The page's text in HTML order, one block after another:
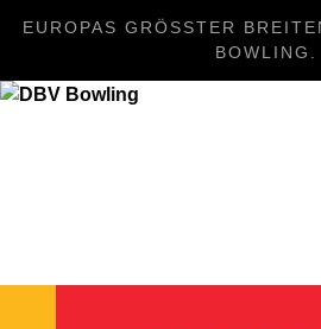
EUROPAS GRÖSSTER
OWLING.